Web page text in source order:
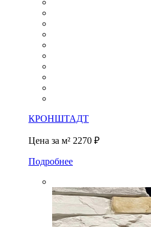
КРОНШТАДТ
Цена за м² 2270 ₽
Подробнее